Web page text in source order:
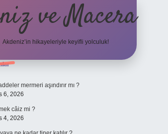
ve Macera
Akdeniz’in hikayeleriyle keyifli yolculuk!
mermeri aşındırır mı ?
6, 2026
câiz mi ?
4, 2026